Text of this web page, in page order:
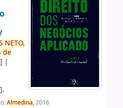
NETO,
de
|
.
Almedina,2016